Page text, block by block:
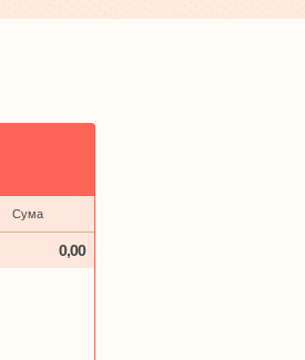
Сума
0,00